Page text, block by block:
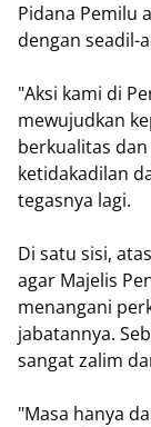
Pidana Pemilu
dengan seadil-
"Aksi kami di
mewujudkan
berkualitas
ketidakadilan
tegasnya lagi.
Di satu sisi,
agar Majelis
menangani
jabatannya.
sangat zalim
"Masa hanya